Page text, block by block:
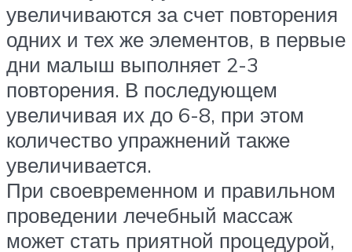
увеличиваются за счет повторения
одних и тех же элементов, в первые
дни малыш выполняет 2-3
повторения. В последующем
увеличивая их до 6-8, при этом
количество упражнений также
увеличивается.
При своевременном и правильном
проведении лечебный массаж
может стать приятной процедурой,